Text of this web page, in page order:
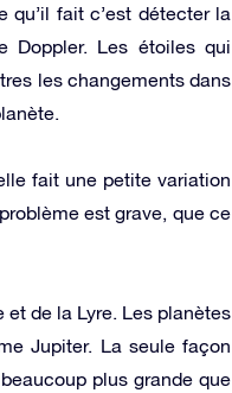
qu’il fait c’est détecter la
Doppler. Les étoiles qui
les changements dans
fait une petite variation
est grave, que ce
de la Lyre. Les planètes
Jupiter. La seule façon
plus grande que